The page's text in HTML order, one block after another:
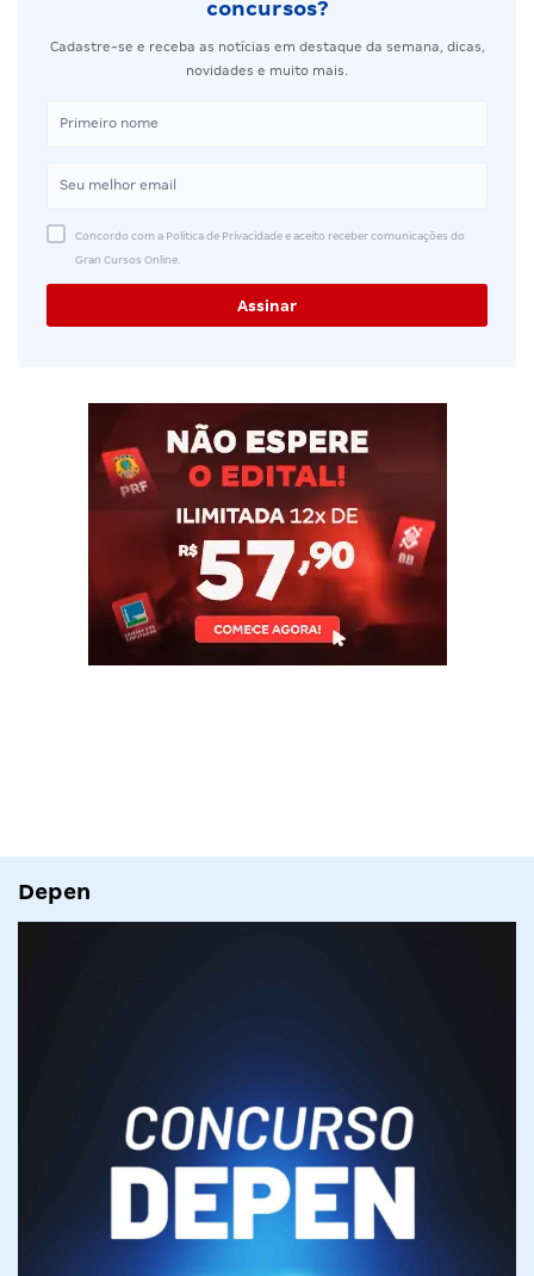
concursos?
Cadastre-se e receba as notícias em destaque da semana, dicas,
novidades e muito mais.
Concordo com a Política de Privacidade e aceito receber comunicações do
Gran Cursos Online.
Depen